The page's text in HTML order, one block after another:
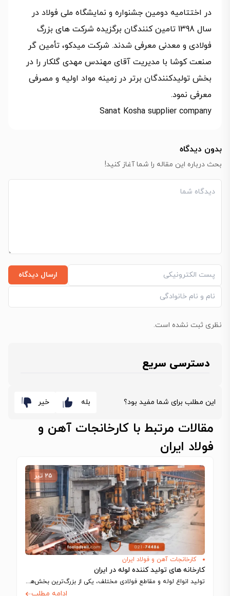
در اختتامیه دومین جشنواره و نمایشگاه ملی فولاد در
سال 1398 تامین کنندگان برگزیده شرکت های بزرگ
فولادی و معدنی معرفی شدند. شرکت میدکو، تأمین گر
صنعت کوشا با مدیریت آقای مهندس مهدی گلکار را در
بخش تولیدکنندگان برتر در زمینه مواد اولیه و مصرفی
معرفی نمود.
Sanat Kosha supplier company
بدون دیدگاه
بحث درباره این مقاله را شما آغاز کنید!
ارسال دیدگاه
نظری ثبت نشده است.
دسترسی سریع
این مطلب برای شما مفید بود؟ بله خیر
مقالات مرتبط با کارخانجات آهن و
فولاد ایران
۲۵ تیر
کارخانجات آهن و فولاد ایران
کارخانه های تولید کننده لوله در ایران
تولید انواع لوله و مقاطع فولادی مختلف، یکی از بزرگ‌ترین بخش‌های تولیدی را در…
ادامه مطلب